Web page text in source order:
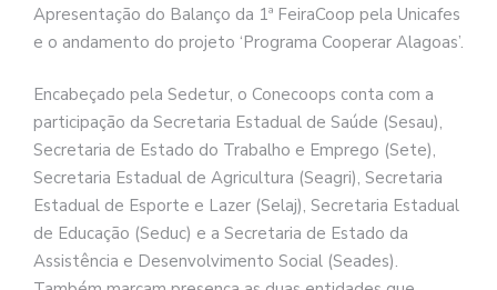
Apresentação do Balanço da 1ª FeiraCoop pela Unicafes
e o andamento do projeto ‘Programa Cooperar Alagoas’.
Encabeçado pela Sedetur, o Conecoops conta com a
participação da Secretaria Estadual de Saúde (Sesau),
Secretaria de Estado do Trabalho e Emprego (Sete),
Secretaria Estadual de Agricultura (Seagri), Secretaria
Estadual de Esporte e Lazer (Selaj), Secretaria Estadual
de Educação (Seduc) e a Secretaria de Estado da
Assistência e Desenvolvimento Social (Seades).